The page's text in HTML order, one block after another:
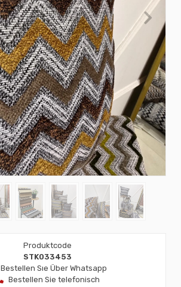
Produktcode
STK033453
Bestellen Sıe Über Whatsapp
Bestellen Sie telefonisch